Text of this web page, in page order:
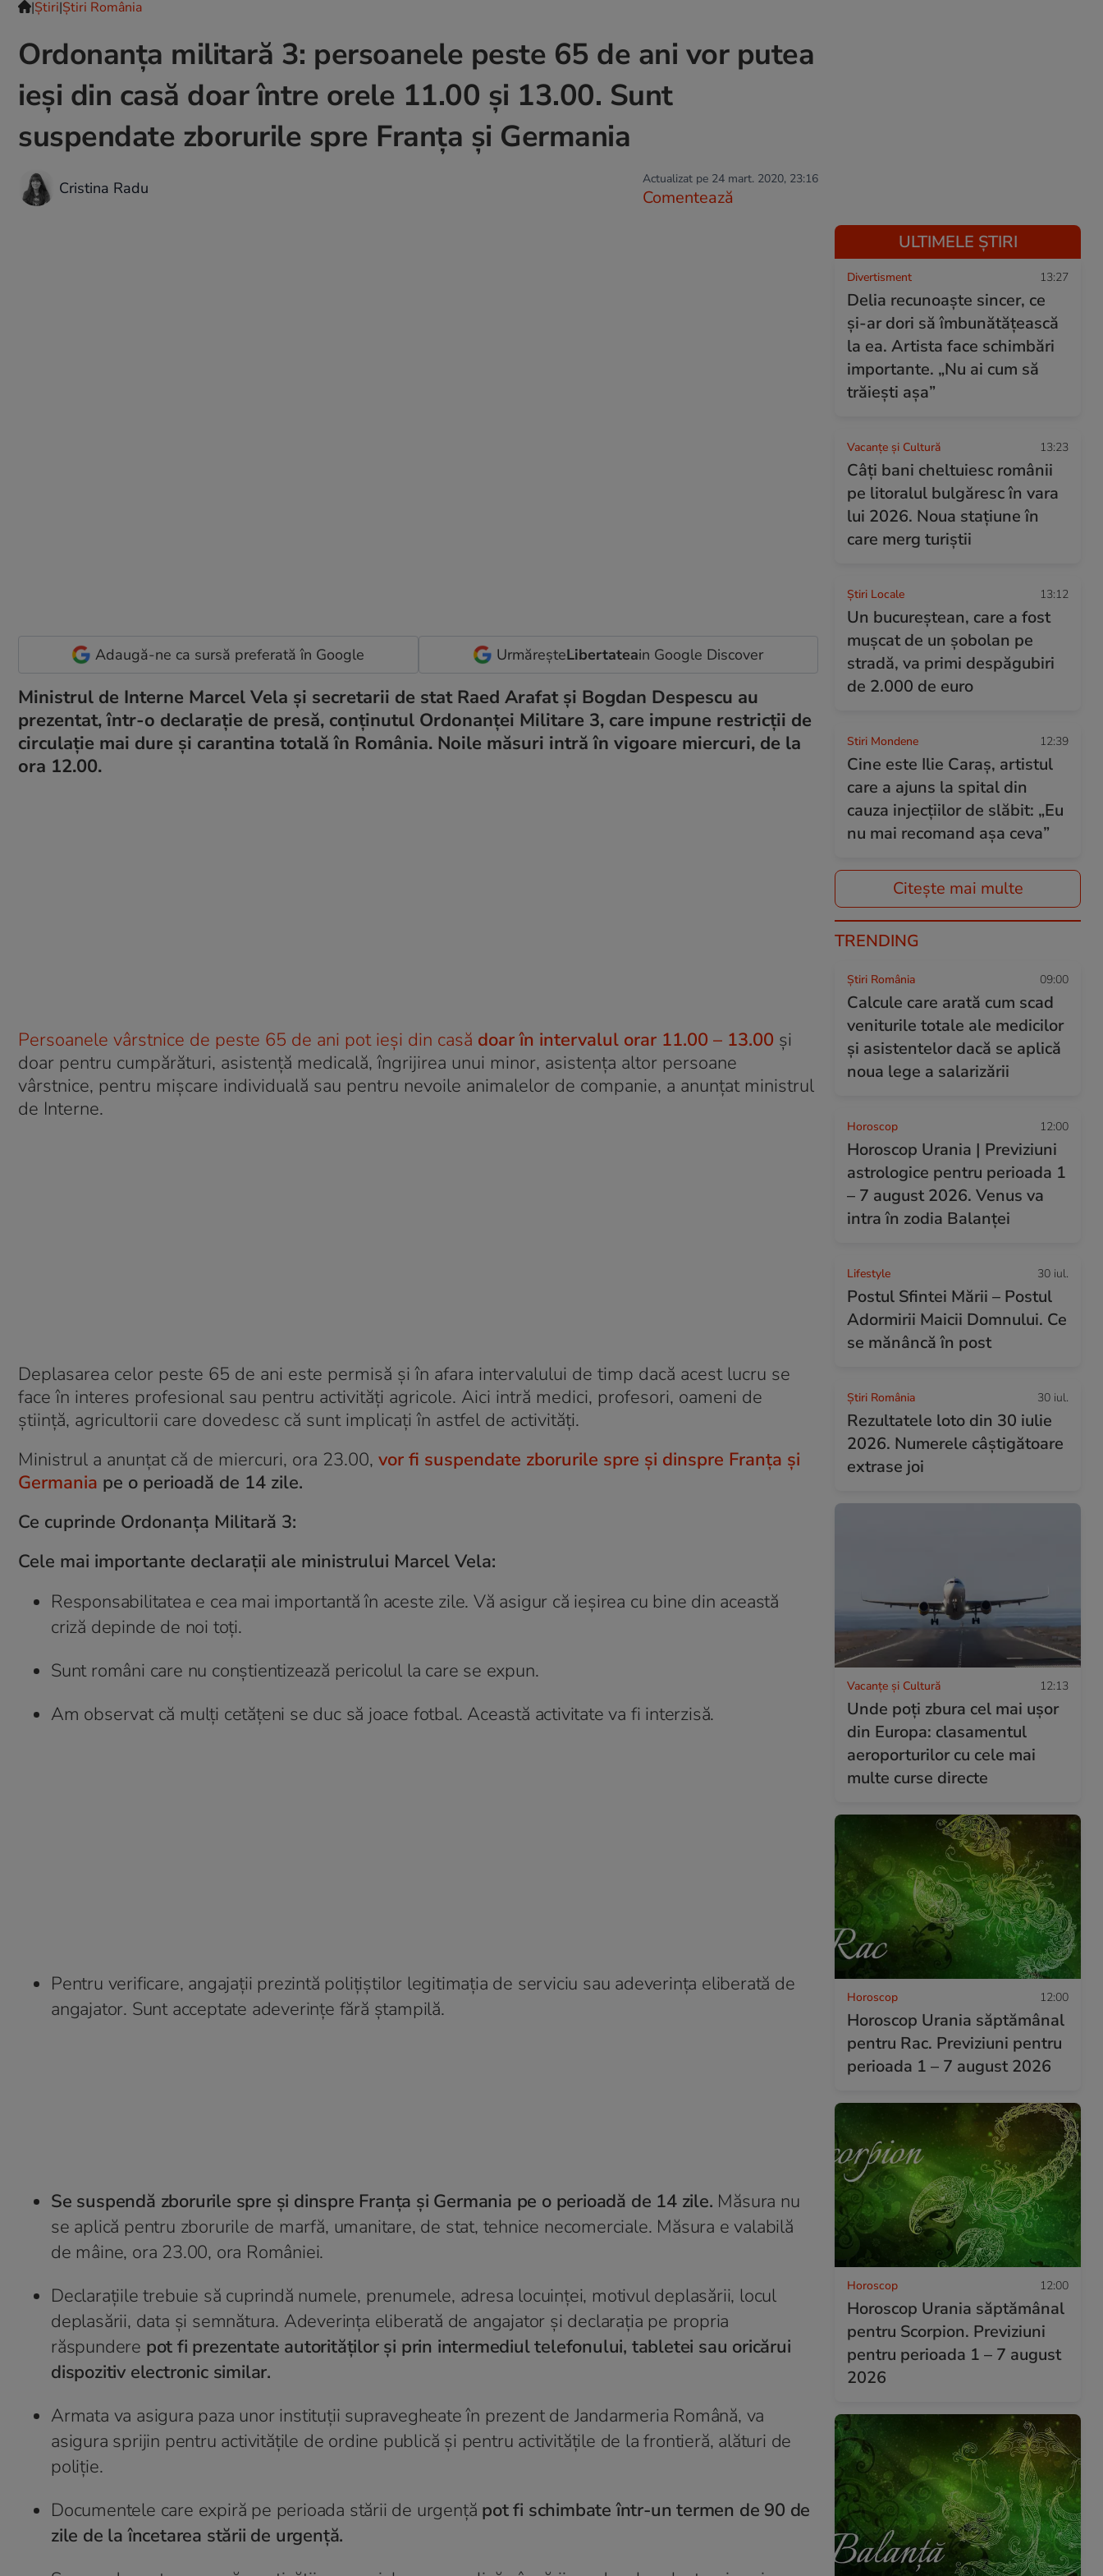
|Ştiri|Știri România
Ordonanța militară 3: persoanele peste 65 de ani vor putea
ieși din casă doar între orele 11.00 și 13.00. Sunt
suspendate zborurile spre Franța și Germania
Cristina Radu Actualizat pe 24 mart. 2020, 23:16
Comentează
Adaugă-ne ca sursă preferată în Google UrmăreșteLibertateain Google Discover
Ministrul de Interne Marcel Vela și secretarii de stat Raed Arafat și Bogdan Despescu au
prezentat, într-o declarație de presă, conținutul Ordonanței Militare 3, care impune restricții de
circulație mai dure și carantina totală în România. Noile măsuri intră în vigoare miercuri, de la
ora 12.00.
Persoanele vârstnice de peste 65 de ani pot ieși din casă doar în intervalul orar 11.00 – 13.00 și
doar pentru cumpărături, asistență medicală, îngrijirea unui minor, asistența altor persoane
vârstnice, pentru mișcare individuală sau pentru nevoile animalelor de companie, a anunțat ministrul
de Interne.
Deplasarea celor peste 65 de ani este permisă și în afara intervalului de timp dacă acest lucru se
face în interes profesional sau pentru activități agricole. Aici intră medici, profesori, oameni de
știință, agricultorii care dovedesc că sunt implicați în astfel de activități.
Ministrul a anunțat că de miercuri, ora 23.00, vor fi suspendate zborurile spre și dinspre Franța și
Germania pe o perioadă de 14 zile.
Ce cuprinde Ordonanța Militară 3:
Cele mai importante declarații ale ministrului Marcel Vela:
Responsabilitatea e cea mai importantă în aceste zile. Vă asigur că ieșirea cu bine din această
criză depinde de noi toți.
Sunt români care nu conștientizează pericolul la care se expun.
Am observat că mulți cetățeni se duc să joace fotbal. Această activitate va fi interzisă.
Pentru verificare, angajații prezintă polițiștilor legitimația de serviciu sau adeverința eliberată de
angajator. Sunt acceptate adeverințe fără ștampilă.
Se suspendă zborurile spre și dinspre Franța și Germania pe o perioadă de 14 zile. Măsura nu
se aplică pentru zborurile de marfă, umanitare, de stat, tehnice necomerciale. Măsura e valabilă
de mâine, ora 23.00, ora României.
Declarațiile trebuie să cuprindă numele, prenumele, adresa locuinței, motivul deplasării, locul
deplasării, data și semnătura. Adeverința eliberată de angajator și declarația pe propria
răspundere pot fi prezentate autorităților și prin intermediul telefonului, tabletei sau oricărui
dispozitiv electronic similar.
Armata va asigura paza unor instituții supravegheate în prezent de Jandarmeria Română, va
asigura sprijin pentru activitățile de ordine publică și pentru activitățile de la frontieră, alături de
poliție.
Documentele care expiră pe perioada stării de urgență pot fi schimbate într-un termen de 90 de
zile de la încetarea stării de urgență.
ULTIMELE ȘTIRI
Divertisment 13:27
Delia recunoaște sincer, ce
și-ar dori să îmbunătățească
la ea. Artista face schimbări
importante. „Nu ai cum să
trăiești așa”
Vacanțe și Cultură 13:23
Câți bani cheltuiesc românii
pe litoralul bulgăresc în vara
lui 2026. Noua stațiune în
care merg turiștii
Știri Locale 13:12
Un bucureștean, care a fost
mușcat de un șobolan pe
stradă, va primi despăgubiri
de 2.000 de euro
Stiri Mondene 12:39
Cine este Ilie Caraș, artistul
care a ajuns la spital din
cauza injecțiilor de slăbit: „Eu
nu mai recomand așa ceva”
Citește mai multe
TRENDING
Știri România 09:00
Calcule care arată cum scad
veniturile totale ale medicilor
și asistentelor dacă se aplică
noua lege a salarizării
Horoscop 12:00
Horoscop Urania | Previziuni
astrologice pentru perioada 1
– 7 august 2026. Venus va
intra în zodia Balanței
Lifestyle 30 iul.
Postul Sfintei Mării – Postul
Adormirii Maicii Domnului. Ce
se mănâncă în post
Știri România 30 iul.
Rezultatele loto din 30 iulie
2026. Numerele câștigătoare
extrase joi
Vacanțe și Cultură 12:13
Unde poți zbura cel mai ușor
din Europa: clasamentul
aeroporturilor cu cele mai
multe curse directe
Horoscop 12:00
Horoscop Urania săptămânal
pentru Rac. Previziuni pentru
perioada 1 – 7 august 2026
Horoscop 12:00
Horoscop Urania săptămânal
pentru Scorpion. Previziuni
pentru perioada 1 – 7 august
2026